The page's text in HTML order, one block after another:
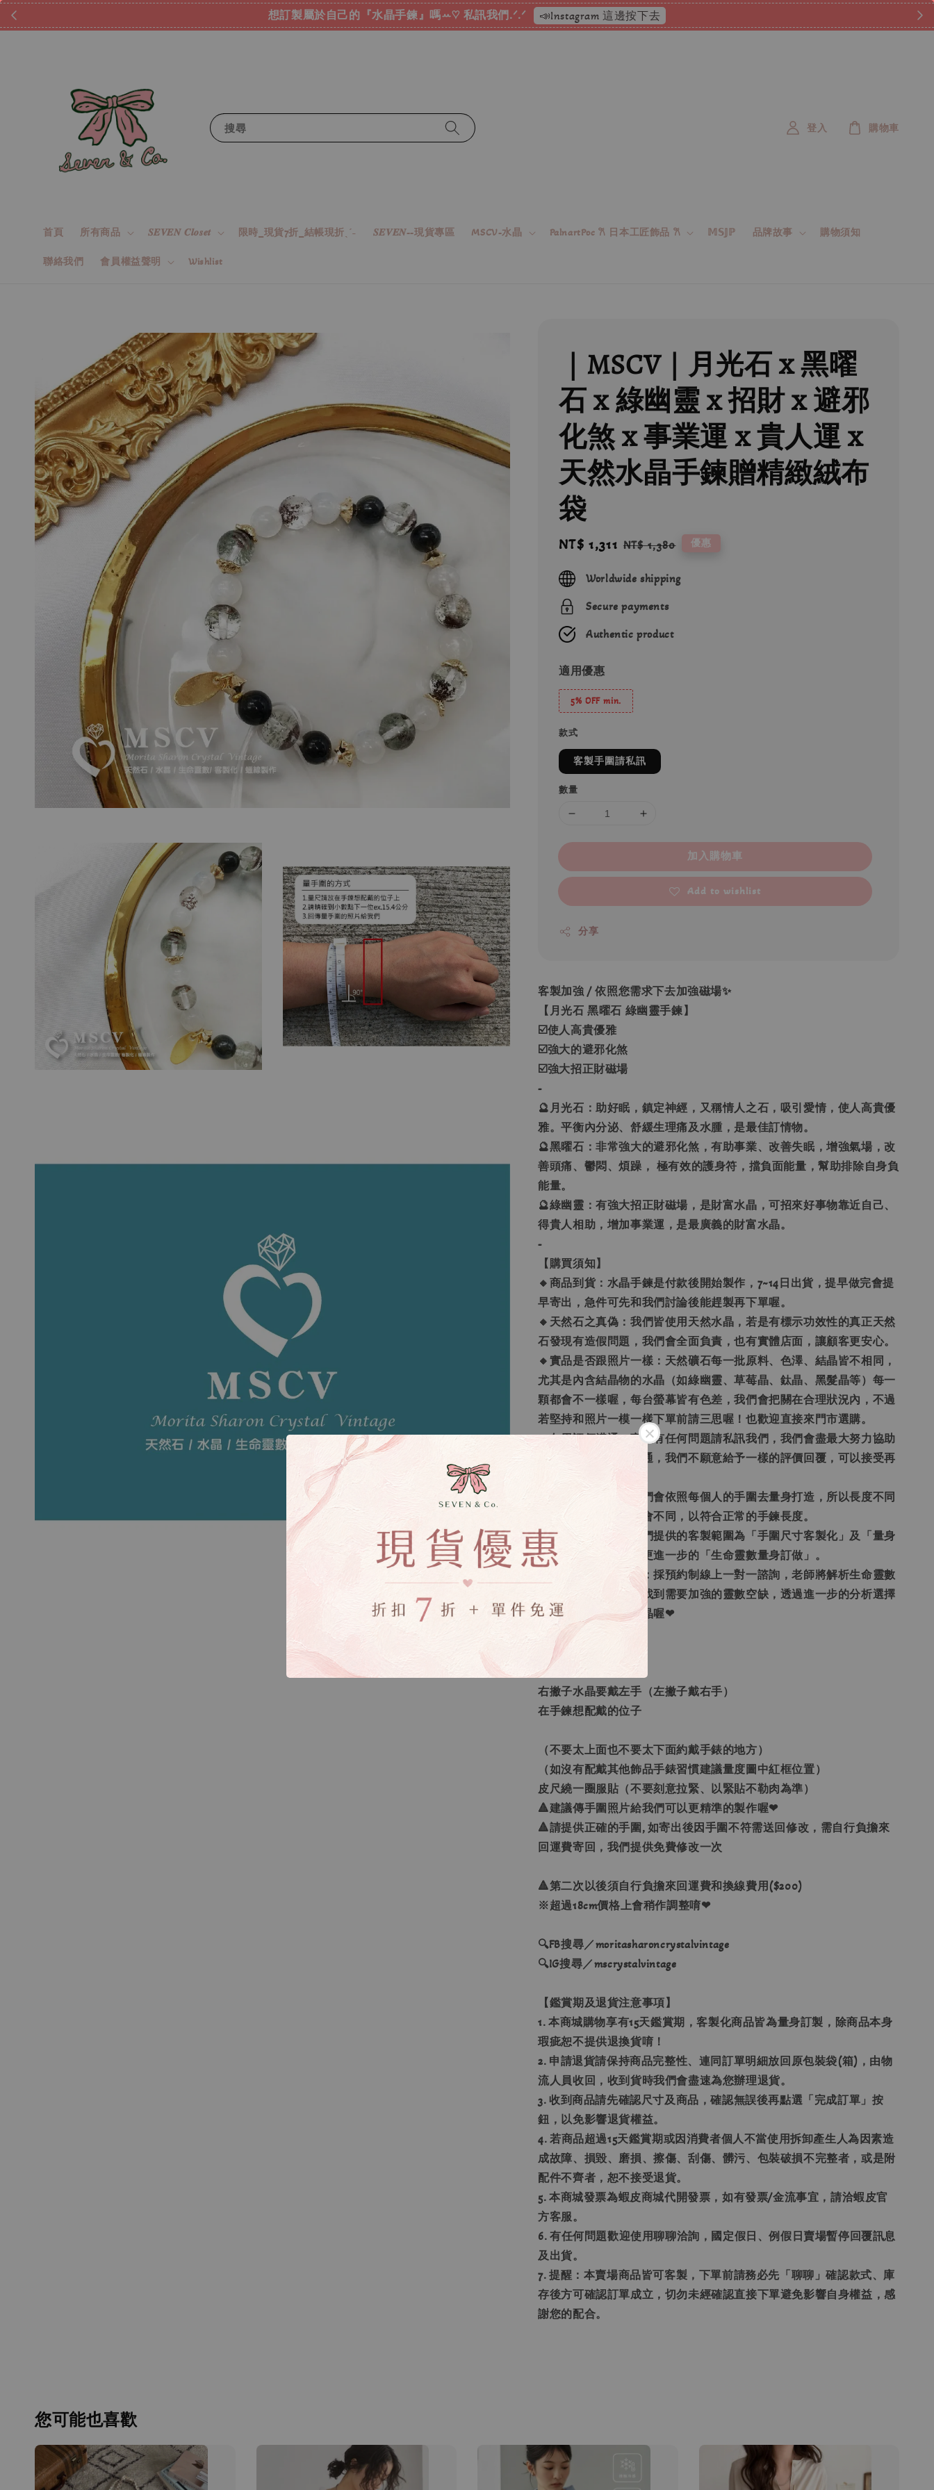
想訂製屬於自己的『水晶手鍊』嗎ꕀ♡ 私訊我們.ᐟ.ᐟ 📣Instagram 這邊按下去
搜尋
首頁 所有商品 𝑺𝑬𝑽𝑬𝑵 𝑪𝒍𝒐𝒔𝒆𝒕 限時_現貨7折_結帳現折ˎˊ˗ 𝑺𝑬𝑽𝑬𝑵--現貨專區 MSCV-水晶 PalnartPoc 𐙚 日本工匠飾品 𐙚 𝕄𝕊𝕁ℙ 品牌故事 購物須知
聯絡我們 會員權益聲明 Wishlist
登入 購物車
｜MSCV｜月光石 x 黑曜
石 x 綠幽靈 x 招財 x 避邪
化煞 x 事業運 x 貴人運 x
天然水晶手鍊贈精緻絨布
袋
Sale
NT$ 1,311 Regular
NT$ 1,380 優惠
Worldwide shipping
Secure payments
Authentic product
適用優惠
5% OFF min.
款式
客製手圍請私訊
數量
加入購物車
Add to wishlist
分享
客製加強 / 依照您需求下去加強磁場✨
【月光石 黑曜石 綠幽靈手鍊】
☑️使人高貴優雅
☑️強大的避邪化煞
☑️強大招正財磁場
-
🔮月光石：助好眠，鎮定神經，又稱情人之石，吸引愛情，使人高貴優
雅。平衡內分泌、舒緩生理痛及水腫，是最佳訂情物。
🔮黑曜石：非常強大的避邪化煞，有助事業、改善失眠，增強氣場，改
善頭痛、鬱悶、煩躁， 極有效的護身符，擋負面能量，幫助排除自身負
能量。
🔮綠幽靈：有強大招正財磁場，是財富水晶，可招來好事物靠近自己、
得貴人相助，增加事業運，是最廣義的財富水晶。
-
【購買須知】
🔸商品到貨：水晶手鍊是付款後開始製作，7~14日出貨，提早做完會提
早寄出，急件可先和我們討論後能趕製再下單喔。
🔸天然石之真偽：我們皆使用天然水晶，若是有標示功效性的真正天然
石發現有造假問題，我們會全面負責，也有實體店面，讓顧客更安心。
🔸實品是否跟照片一樣：天然礦石每一批原料、色澤、結晶皆不相同，
尤其是內含結晶物的水晶（如綠幽靈、草莓晶、鈦晶、黑髮晶等）每一
顆都會不一樣喔，每台螢幕皆有色差，我們會把關在合理狀況內，不過
若堅持和照片一模一樣下單前請三思喔！也歡迎直接來門市選購。
🔸勿用評價溝通：商品有任何問題請私訊我們，我們會盡最大努力協助
處理，切勿用評價溝通，我們不願意給予一樣的評價回覆，可以接受再
🔸手鍊顆數問題：我們會依照每個人的手圍去量身打造，所以長度不同
每一條的水晶數量就會不同，以符合正常的手鍊長度。
🔸客製化之範圍：我們提供的客製範圍為「手圍尺寸客製化」及「量身
需求的訂做」，還有更進一步的「生命靈數量身訂做」。
🔸生命靈數量身訂做：採預約制線上一對一諮詢，老師將解析生命靈數
讓您更了解自己，並找到需要加強的靈數空缺，透過進一步的分析選擇
真正屬於您需要的水晶喔❤
【如何量手圍】
水晶手鍊戴非慣用手
右撇子水晶要戴左手（左撇子戴右手）
在手鍊想配戴的位子
（不要太上面也不要太下面約戴手錶的地方）
（如沒有配戴其他飾品手錶習慣建議量度圖中紅框位置）
皮尺繞一圈服貼（不要刻意拉緊、以緊貼不勒肉為準）
🔺建議傳手圍照片給我們可以更精準的製作喔❤
🔺請提供正確的手圍, 如寄出後因手圍不符需送回修改，需自行負擔來
回運費寄回，我們提供免費修改一次
🔺第二次以後須自行負擔來回運費和換線費用($200)
※超過18cm價格上會稍作調整唷❤
🔍FB搜尋／moritasharoncrystalvintage
🔍IG搜尋／mscrystalvintage
【鑑賞期及退貨注意事項】
1. 本商城購物享有15天鑑賞期，客製化商品皆為量身訂製，除商品本身
瑕疵恕不提供退換貨唷！
2. 申請退貨請保持商品完整性、連同訂單明細放回原包裝袋(箱)，由物
流人員收回，收到貨時我們會盡速為您辦理退貨。
3. 收到商品請先確認尺寸及商品，確認無誤後再點選「完成訂單」按
鈕，以免影響退貨權益。
4. 若商品超過15天鑑賞期或因消費者個人不當使用拆卸產生人為因素造
成故障、損毀、磨損、擦傷、刮傷、髒污、包裝破損不完整者，或是附
配件不齊者，恕不接受退貨。
5. 本商城發票為蝦皮商城代開發票，如有發票/金流事宜，請洽蝦皮官
方客服。
6. 有任何問題歡迎使用聊聊洽詢，國定假日、例假日賣場暫停回覆訊息
及出貨。
7. 提醒：本賣場商品皆可客製，下單前請務必先「聊聊」確認款式、庫
存後方可確認訂單成立，切勿未經確認直接下單避免影響自身權益，感
謝您的配合。
您可能也喜歡